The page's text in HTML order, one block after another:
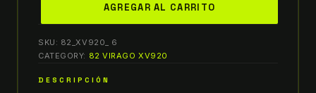
Virago
920
AGREGAR AL CARRITO
SKU: 82_XV920_ 6
CATEGORY: 82 VIRAGO XV920
DESCRIPCIÓN